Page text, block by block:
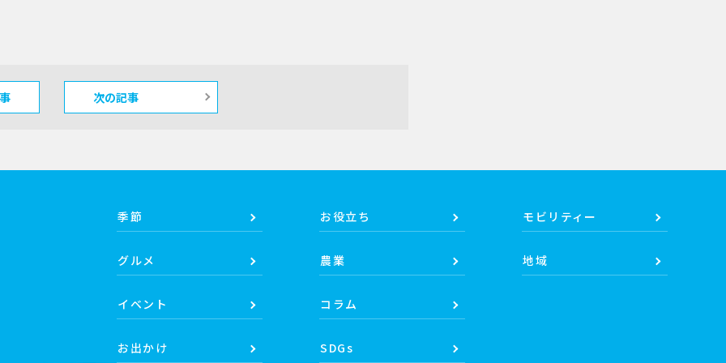
次の記事
季節
グルメ
イベント
お出かけ
お役立ち
農業
コラム
SDGs
モビリティー
地域